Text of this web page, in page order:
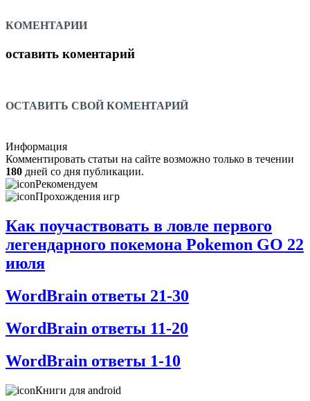
КОМЕНТАРИИ
оставить коментарий
ОСТАВИТЬ СВОЙ КОМЕНТАРИЙ
Информация
Комментировать статьи на сайте возможно только в течении
180 дней со дня публикации.
Рекомендуем
Прохождения игр
Как поучаствовать в ловле первого
легендарного покемона Pokemon GO 22
июля
WordBrain ответы 21-30
WordBrain ответы 11-20
WordBrain ответы 1-10
Книги для android